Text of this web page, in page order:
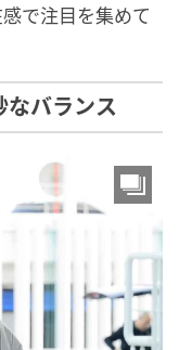
で注目を集めて
なバランス